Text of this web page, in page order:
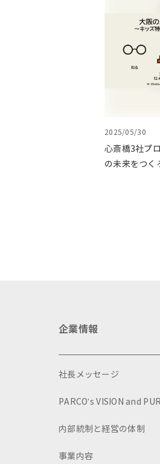
2025/05/30
心斎橋3社プ
の未来をつく
企業情報
社長メッセージ
PARCO's VISION and
内部統制と経営の体制
事業内容